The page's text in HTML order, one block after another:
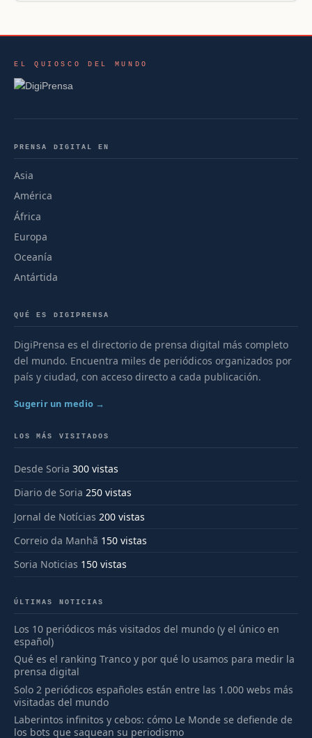
EL QUIOSCO DEL MUNDO
PRENSA DIGITAL EN
Asia
América
África
Europa
Oceanía
Antártida
QUÉ ES DIGIPRENSA
DigiPrensa es el directorio de prensa digital más completo
del mundo. Encuentra miles de periódicos organizados por
país y ciudad, con acceso directo a cada publicación.
Sugerir un medio →
LOS MÁS VISITADOS
Desde Soria 300 vistas
Diario de Soria 250 vistas
Jornal de Notícias 200 vistas
Correio da Manhã 150 vistas
Soria Noticias 150 vistas
ÚLTIMAS NOTICIAS
Los 10 periódicos más visitados del mundo (y el único en
español)
Qué es el ranking Tranco y por qué lo usamos para medir la
prensa digital
Solo 2 periódicos españoles están entre las 1.000 webs más
visitadas del mundo
Laberintos infinitos y cebos: cómo Le Monde se defiende de
los bots que saquean su periodismo